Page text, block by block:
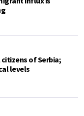
of Serbia;
levels